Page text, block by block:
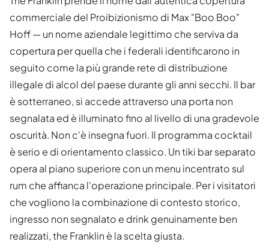
commerciale del Proibizionismo di Max "Boo Boo"
Hoff — un nome aziendale legittimo che serviva da
copertura per quella che i federali identificarono in
seguito come la più grande rete di distribuzione
illegale di alcol del paese durante gli anni secchi. Il bar
è sotterraneo, si accede attraverso una porta non
segnalata ed è illuminato fino al livello di una gradevole
oscurità. Non c'è insegna fuori. Il programma cocktail
è serio e di orientamento classico. Un tiki bar separato
opera al piano superiore con un menu incentrato sul
rum che affianca l'operazione principale. Per i visitatori
che vogliono la combinazione di contesto storico,
ingresso non segnalato e drink genuinamente ben
realizzati, the Franklin è la scelta giusta.